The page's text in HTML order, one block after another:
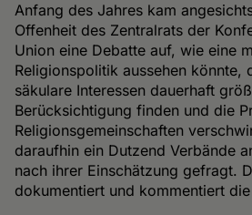
Anfang des Jahres kam
Offenheit des Zentralrats der
Union eine Debatte auf, wie eine
Religionspolitik aussehen könnte,
säkulare Interessen dauerhaft
Berücksichtigung finden und die
Religionsgemeinschaften
daraufhin ein Dutzend Verbände
nach ihrer Einschätzung gefragt.
dokumentiert und kommentiert